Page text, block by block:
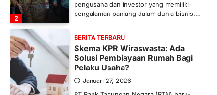
2
pengusaha dan investor yang memiliki
pengalaman panjang dalam dunia bisnis.…
BERITA TERBARU
Skema KPR Wiraswasta: Ada
Solusi Pembiayaan Rumah Bagi
Pelaku Usaha?
Januari 27, 2026